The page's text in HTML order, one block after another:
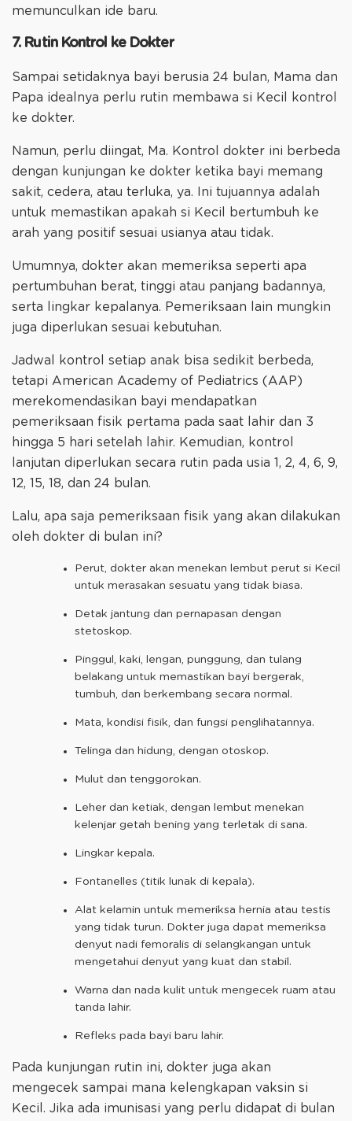
memunculkan ide baru.
7. Rutin Kontrol ke Dokter
Sampai setidaknya bayi berusia ​​24 bulan, Mama dan
Papa idealnya perlu rutin membawa si Kecil kontrol
ke dokter.
Namun, perlu diingat, Ma. Kontrol dokter ini berbeda
dengan kunjungan ke dokter ketika bayi memang
sakit, cedera, atau terluka, ya. Ini tujuannya adalah
untuk memastikan apakah si Kecil bertumbuh ke
arah yang positif sesuai usianya atau tidak.
Umumnya, dokter akan memeriksa seperti apa
pertumbuhan berat, tinggi atau panjang badannya,
serta lingkar kepalanya. Pemeriksaan lain mungkin
juga diperlukan sesuai kebutuhan.
Jadwal kontrol setiap anak bisa sedikit berbeda,
tetapi American Academy of Pediatrics (AAP)
merekomendasikan bayi mendapatkan
pemeriksaan fisik pertama pada saat lahir dan 3
hingga 5 hari setelah lahir. Kemudian, kontrol
lanjutan diperlukan secara rutin pada usia 1, 2, 4, 6, 9,
12, 15, 18, dan 24 bulan.
Lalu, apa saja pemeriksaan fisik yang akan dilakukan
oleh dokter di bulan ini?
Perut, dokter akan menekan lembut perut si Kecil
untuk merasakan sesuatu yang tidak biasa.
Detak jantung dan pernapasan dengan
stetoskop.
Pinggul, kaki, lengan, punggung, dan tulang
belakang untuk memastikan bayi bergerak,
tumbuh, dan berkembang secara normal.
Mata, kondisi fisik, dan fungsi penglihatannya.
Telinga dan hidung, dengan otoskop.
Mulut dan tenggorokan.
Leher dan ketiak, dengan lembut menekan
kelenjar getah bening yang terletak di sana.
Lingkar kepala.
Fontanelles (titik lunak di kepala).
Alat kelamin untuk memeriksa hernia atau testis
yang tidak turun. Dokter juga dapat memeriksa
denyut nadi femoralis di selangkangan untuk
mengetahui denyut yang kuat dan stabil.
Warna dan nada kulit untuk mengecek ruam atau
tanda lahir.
Refleks pada bayi baru lahir.
Pada kunjungan rutin ini, dokter juga akan
mengecek sampai mana kelengkapan vaksin si
Kecil. Jika ada imunisasi yang perlu didapat di bulan